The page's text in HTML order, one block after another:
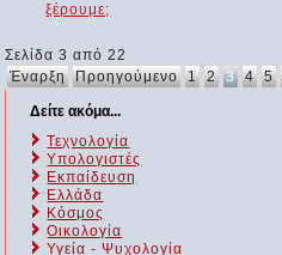
ξέρουμε;
Σελίδα 3 από 22
Έναρξη Προηγούμενο 1 2 3 4 5
Δείτε ακόμα...
Τεχνολογία
Υπολογιστές
Εκπαίδευση
Ελλάδα
Κόσμος
Οικολογία
Υγεία - Ψυχολογία